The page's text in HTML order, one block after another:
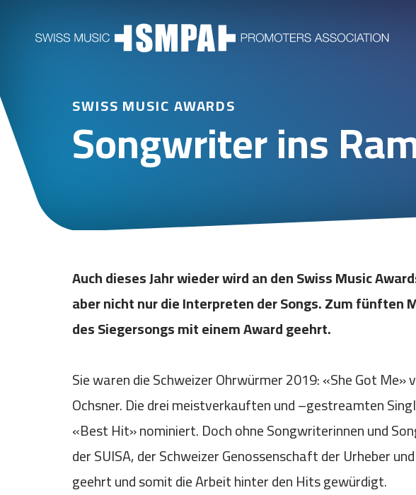
SWISS MUSIC AWARDS
Songwriter ins
Auch dieses Jahr wieder wird an den Swiss Music
aber nicht nur die Interpreten der Songs. Zum fünften
des Siegersongs mit einem Award geehrt.
Sie waren die Schweizer Ohrwürmer 2019: «She Got
Ochsner. Die drei meistverkauften und –gestreamten
«Best Hit» nominiert. Doch ohne Songwriterinnen und
der SUISA, der Schweizer Genossenschaft der Urheber
geehrt und somit die Arbeit hinter den Hits gewürdigt.